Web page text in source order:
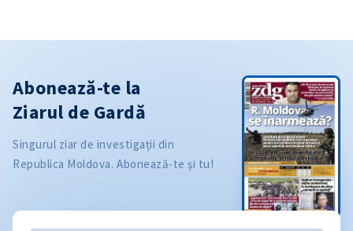
Abonează-te la
Ziarul de Gardă
Singurul ziar de investigații din
Republica Moldova. Abonează-te și tu!